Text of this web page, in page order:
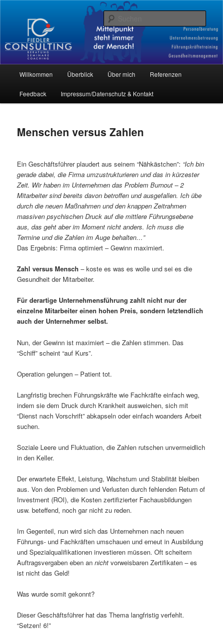
Fiedler-Consulting
Beratung – Coaching – Supervision
Zum
Inhalt
Willkommen Überblick Über mich Referenzen
Feedback Impressum/Datenschutz & Kontakt
Menschen versus Zahlen
Ein Geschäftsführer plaudert aus seinem “Nähkästchen”: “Ich bin
gerade dabei, die Firma umzustrukturieren und das in kürzester
Zeit. Wir haben im Unternehmen das Problem Burnout – 2
Mitarbeiter sind bereits davon betroffen und ausgefallen. Ich übe
durch die neuen Maßnahmen und den knappen Zeitrahmen
massiven psychischen Druck auf die mittlere Führungsebene
aus, das geht aber im Moment nicht anders. Ich muss die
Termine und die Zahlen im Auge behalten…”
Das Ergebnis: Firma optimiert – Gewinn maximiert.
Zahl versus Mensch – koste es was es wolle und sei es die
Gesundheit der Mitarbeiter.
Für derartige Unternehmensführung zahlt nicht nur der
einzelne Mitarbeiter einen hohen Preis, sondern letztendlich
auch der Unternehmer selbst.
Nun, der Gewinn ist maximiert – die Zahlen stimmen. Das
“Schiff” scheint “auf Kurs”.
Operation gelungen – Patient tot.
Langfristig brechen Führungskräfte wie Fachkräfte einfach weg,
indem sie dem Druck durch Krankheit ausweichen, sich mit
“Dienst nach Vorschrift” abkapseln oder einfach woanders Arbeit
suchen.
Soziale Leere und Fluktuation, die Zahlen rutschen unvermeidlich
in den Keller.
Der erwartete Effekt, Leistung, Wachstum und Stabilität bleiben
aus. Von den Problemen und Verlusten durch fehlenden Return of
Investment (ROI), die Kosten zertifizierter Fachausbildungen
usw. beteffend, noch gar nicht zu reden.
Im Gegenteil, nun wird sich das Unternehmen nach neuen
Führungs- und Fachkräften umschauen und erneut in Ausbildung
und Spezialqualifikationen investieren müssen. Oft scheitern
Auftragsvergaben eben annicht vorweisbaren Zertifikaten – es
ist nicht das Geld!
Was wurde somit gekonnt?
Dieser Geschäftsführer hat das Thema langfristig verfehlt.
“Setzen! 6!”